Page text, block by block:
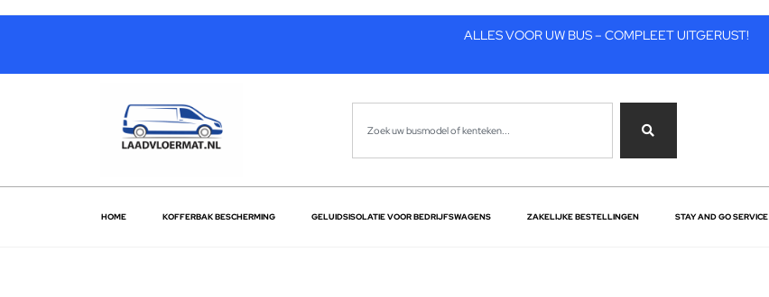
ALLES VOOR UW BUS – COMPLEET UITGERUST!
HOME KOFFERBAK BESCHERMING GELUIDSISOLATIE VOOR BEDRIJFSWAGENS ZAKELIJKE BESTELLINGEN STAY AND GO SERVICE